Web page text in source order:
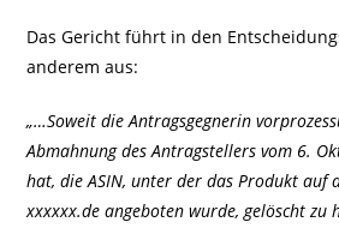
Das Gericht führt in den
anderem aus:
„…Soweit die Antragsgegnerin
Abmahnung des Antragstellers vom 6.
hat, die ASIN, unter der das Produkt auf
xxxxxx.de angeboten wurde, gelöscht zu